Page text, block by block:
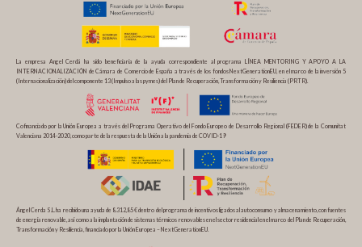
La empresa Angel Cerdá ha sido beneficiaria de la ayuda correspondiente al programa LÍNEA MENTORING Y APOYO A LA
INTERNACIONALIZACIÓN de Cámara de Comercio de España a través de los fondos NextGenerationEU, en el marco de la inversión 5
(Internacionalización) del componente 13 (Impulso a las pymes) del Plan de Recuperación, Transformación y Resiliencia (PRTR).
Cofinanciado por la Unión Europea a través del Programa Operativo del Fondo Europeo de Desarrollo Regional (FEDER) de la Comunitat
Valenciana 2014-2020, como parte de la respuesta de la Unión a la pandemia de COVID-19
Ángel Cerda S.L. ha recibido una ayuda de 8.312,85 € dentro del programa de incentivos ligados al autoconsumo y almacenamiento, con fuentes
de energía renovable, así como a la implantación de sistemas térmicos renovables en el sector residencial en el marco del Plan de Recuperación,
Transformación y Resiliencia, financiado por la Unión Europea – NextGenerationEU.